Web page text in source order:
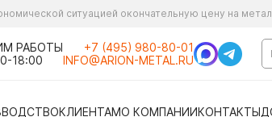
ситуацией окончательную цену на
РАБОТЫ
18:00
+7 (495) 980-80-01
INFO@ARION-METAL.RU
КЛИЕНТАМО КОМПАНИИКОНТАКТЫ